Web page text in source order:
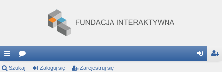
ię or
Szukaj Zaloguj się Zarejestruj się